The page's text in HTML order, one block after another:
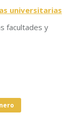
universitarias
facultades y